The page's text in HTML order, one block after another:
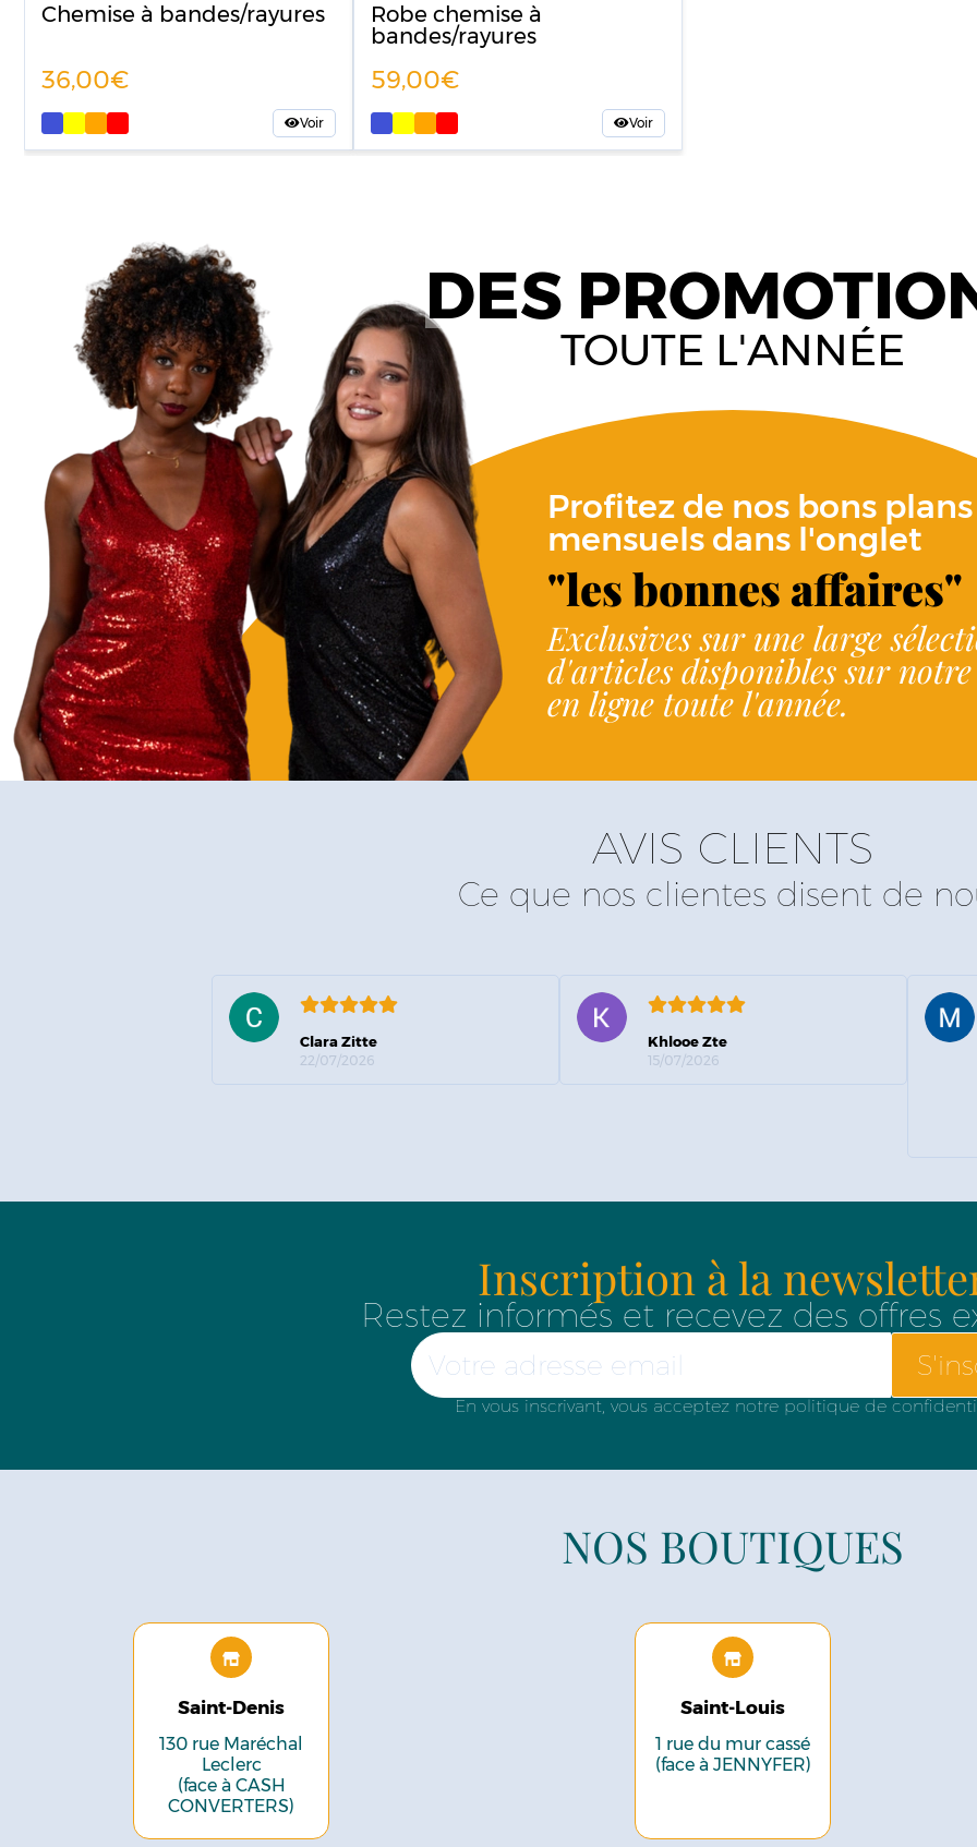
Chemise à bandes/rayures
36,00
Voir
Robe chemise à
bandes/rayures
59,00
Voir
DES
TOUTE L'ANNÉE
Profitez de nos bons plans
mensuels dans l'onglet
"les bonnes affaires"
Exclusives sur une large
d'articles disponibles sur
en ligne toute l'année.
AVIS CLIENTS
Ce que nos clientes disent de
Clara Zitte
22/07/2026
Khlooe Zte
15/07/2026
Inscription à la
Restez informés et recevez des offres
En vous inscrivant, vous acceptez notre politique de
NOS BOUTIQUES
Saint-Denis
130 rue Maréchal
Leclerc
(face à CASH
CONVERTERS)
Saint-Louis
1 rue du mur cassé
(face à JENNYFER)